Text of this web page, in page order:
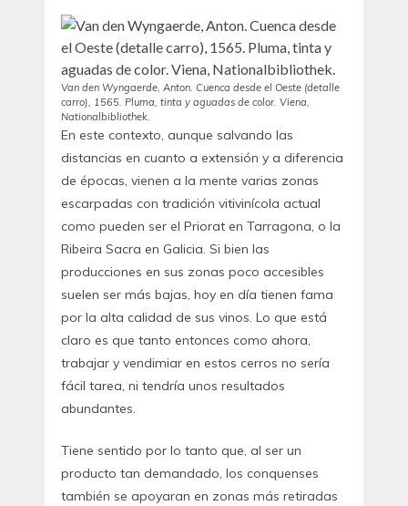
Van den Wyngaerde, Anton. Cuenca desde el Oeste (detalle
carro), 1565. Pluma, tinta y aguadas de color. Viena,
Nationalbibliothek.
En este contexto, aunque salvando las
distancias en cuanto a extensión y a diferencia
de épocas, vienen a la mente varias zonas
escarpadas con tradición vitivinícola actual
como pueden ser el Priorat en Tarragona, o la
Ribeira Sacra en Galicia. Si bien las
producciones en sus zonas poco accesibles
suelen ser más bajas, hoy en día tienen fama
por la alta calidad de sus vinos. Lo que está
claro es que tanto entonces como ahora,
trabajar y vendimiar en estos cerros no sería
fácil tarea, ni tendría unos resultados
abundantes.
Tiene sentido por lo tanto que, al ser un
producto tan demandado, los conquenses
también se apoyaran en zonas más retiradas